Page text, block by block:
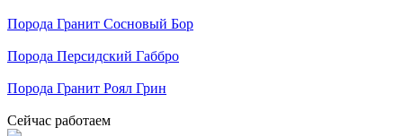
Порода Гранит Сосновый Бор
Порода Персидский Габбро
Порода Гранит Роял Грин
Сейчас работаем